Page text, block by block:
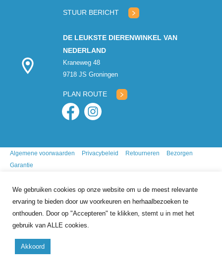
We gebruiken cookies op onze website om u de meest relevante
ervaring te bieden door uw voorkeuren en herhaalbezoeken te
onthouden. Door op "Accepteren" te klikken, stemt u in met het
gebruik van ALLE cookies.
Akkoord
STUUR BERICHT
DE LEUKSTE DIERENWINKEL VAN
NEDERLAND
Kraneweg 48
9718 JS Groningen
PLAN ROUTE
Algemene voorwaarden Privacybeleid Retourneren
Bezorgen
Garantie
Copyright 2026 Mr. Animal